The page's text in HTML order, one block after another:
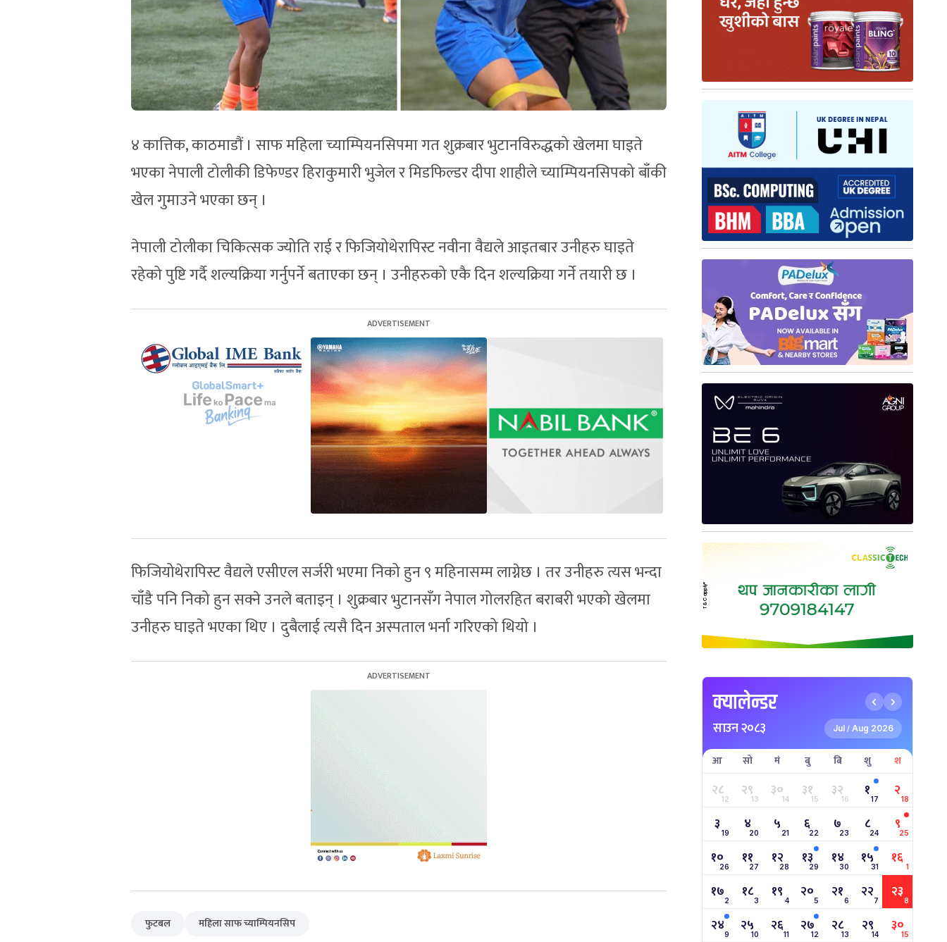
४ कात्तिक, काठमाडौं । साफ महिला च्याम्पियनसिपमा गत शुक्रबार भुटानविरुद्धको खेलमा घाइते
भएका नेपाली टोलीकी डिफेण्डर हिराकुमारी भुजेल र मिडफिल्डर दीपा शाहीले च्याम्पियनसिपको बाँकी
खेल गुमाउने भएका छन् ।
नेपाली टोलीका चिकित्सक ज्योति राई र फिजियोथेरापिस्ट नवीना वैद्यले आइतबार उनीहरु घाइते
रहेको पुष्टि गर्दै शल्यक्रिया गर्नुपर्ने बताएका छन् । उनीहरुको एकै दिन शल्यक्रिया गर्ने तयारी छ ।
फिजियोथेरापिस्ट वैद्यले एसीएल सर्जरी भएमा निको हुन ९ महिनासम्म लाग्नेछ । तर उनीहरु त्यस भन्दा
चाँडै पनि निको हुन सक्ने उनले बताइन् । शुक्रबार भुटानसँग नेपाल गोलरहित बराबरी भएको खेलमा
उनीहरु घाइते भएका थिए । दुबैलाई त्यसै दिन अस्पताल भर्ना गरिएको थियो ।
फुटबल महिला साफ च्याम्पियनसिप
क्यालेन्डर
साउन २०८३ Jul / Aug 2026
आ सो मं बु बि शु श
२८12 २९13 ३०14 ३१15 ३२16 १17 २18
३ 19 ४20 ५ 21 ६22 ७23 ८24 ९25
१०26 ११27 १२28 १३29 १४30 १५31 १६ 1
१७2 १८3 १९ 4 २०5 २१6 २२7 २३8
२४9 २५10 २६11 २७12 २८13 २९14 ३०15